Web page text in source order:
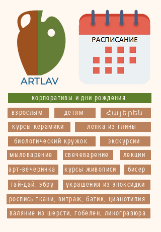
корпоративы и дни рождения
детям
взрослым Հայերեն
украшения из эпоксидки
мыловарение свечеварение
арт-вечеринка бисер
тай-дай, эбру
экскурсии
лепка из глины
роспись ткани, витраж, батик, цианотипия
курсы живописи
лекции
биологический кружок
курсы керамики
валяние из шерсти, гобелен, линогравюра